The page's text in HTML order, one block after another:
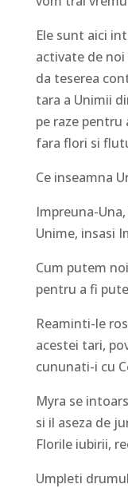
Ele sunt aici
activate de
da teserea
tara a Unimii
pe raze
fara flori si
Ce inseamna
Impreuna-
Unime, insasi
Cum putem
pentru a fi
Reaminti-le
acestei tari,
cununati-i cu
Myra se
si il aseza de
Florile iubirii,
Umpleti